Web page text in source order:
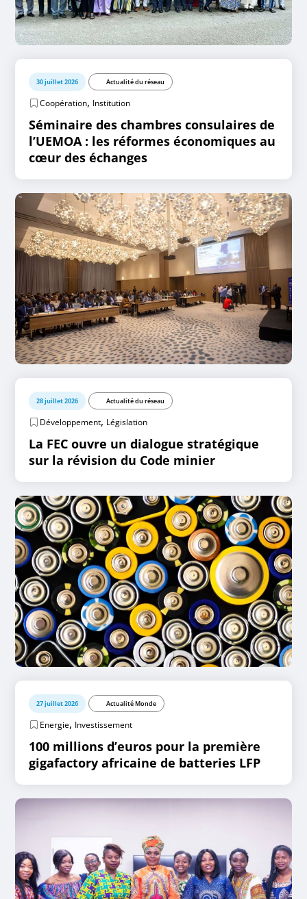
30 juillet 2026 Actualité du réseau
Coopération, Institution
Séminaire des chambres consulaires de
l’UEMOA : les réformes économiques au
cœur des échanges
28 juillet 2026 Actualité du réseau
Développement, Législation
La FEC ouvre un dialogue stratégique
sur la révision du Code minier
27 juillet 2026 Actualité Monde
Energie, Investissement
100 millions d’euros pour la première
gigafactory africaine de batteries LFP